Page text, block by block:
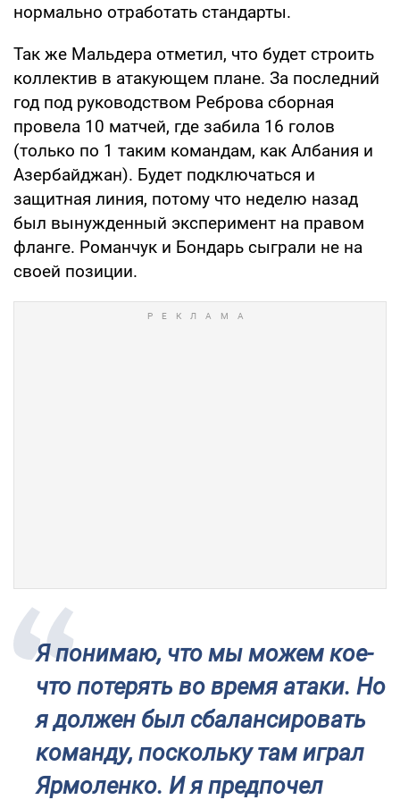
нормально отработать стандарты.
Так же Мальдера отметил, что будет строить
коллектив в атакующем плане. За последний
год под руководством Реброва сборная
провела 10 матчей, где забила 16 голов
(только по 1 таким командам, как Албания и
Азербайджан). Будет подключаться и
защитная линия, потому что неделю назад
был вынужденный эксперимент на правом
фланге. Романчук и Бондарь сыграли не на
своей позиции.
Я понимаю, что мы можем кое-
что потерять во время атаки. Но
я должен был сбалансировать
команду, поскольку там играл
Ярмоленко. И я предпочел